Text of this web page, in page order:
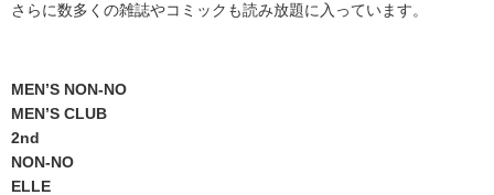
さらに数多くの雑誌やコミックも読み放題に入っています。
MEN’S NON-NO
MEN’S CLUB
2nd
NON-NO
ELLE